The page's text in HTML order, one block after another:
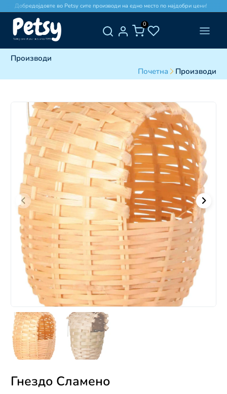
Добредојдовте во Petsy сите производи на едно место по најдобри цени!
0
Производи
Почетна
Производи
Гнездо Сламено